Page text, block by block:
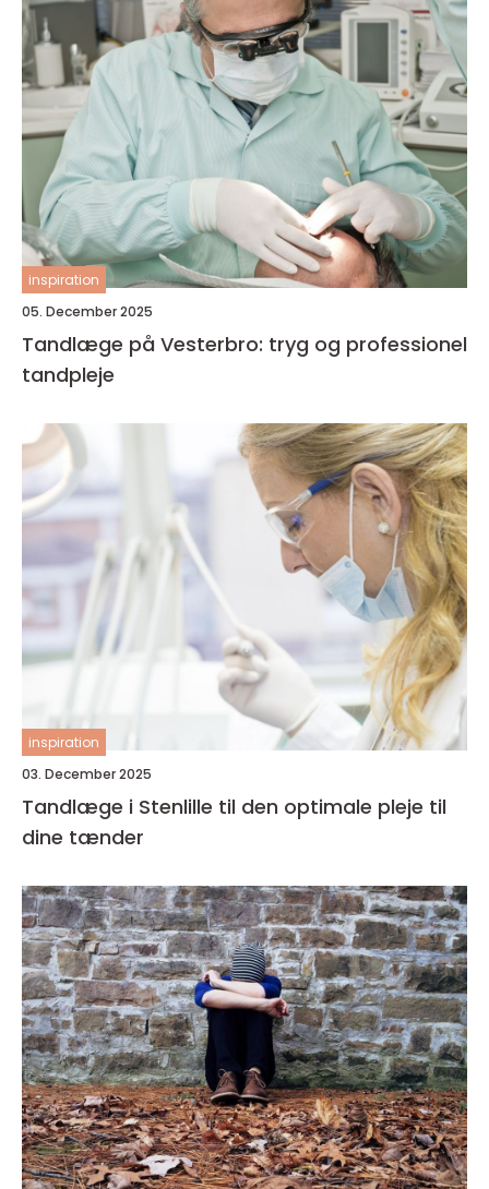
inspiration
05. December 2025
Tandlæge på Vesterbro: tryg og professionel
tandpleje
inspiration
03. December 2025
Tandlæge i Stenlille til den optimale pleje til
dine tænder